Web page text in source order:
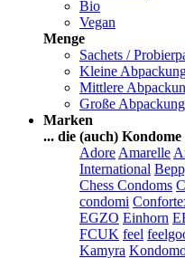
Bio
Vegan
Menge
Sachets /
Kleine
Mittlere
Große
Marken
... die (auch) Kondome
Adore Amarelle
International
Chess Condoms
condomi
EGZO Einhorn
FCUK feel
Kamyra